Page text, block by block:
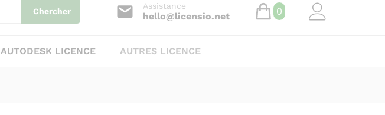
Chercher
Assistance
hello@licensio.net 0
AUTODESK LICENCE AUTRES LICENCE